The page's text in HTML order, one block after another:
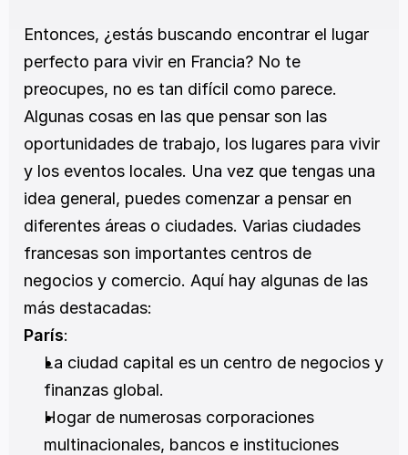
Entonces, ¿estás buscando encontrar el lugar
perfecto para vivir en Francia? No te
preocupes, no es tan difícil como parece.
Algunas cosas en las que pensar son las
oportunidades de trabajo, los lugares para vivir
y los eventos locales. Una vez que tengas una
idea general, puedes comenzar a pensar en
diferentes áreas o ciudades. Varias ciudades
francesas son importantes centros de
negocios y comercio. Aquí hay algunas de las
más destacadas:
París:
La ciudad capital es un centro de negocios y
finanzas global.
Hogar de numerosas corporaciones
multinacionales, bancos e instituciones